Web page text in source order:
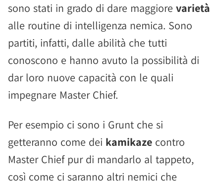
sono stati in grado di dare maggiore varietà
alle routine di intelligenza nemica. Sono
partiti, infatti, dalle abilità che tutti
conoscono e hanno avuto la possibilità di
dar loro nuove capacità con le quali
impegnare Master Chief.
Per esempio ci sono i Grunt che si
getteranno come dei kamikaze contro
Master Chief pur di mandarlo al tappeto,
così come ci saranno altri nemici che